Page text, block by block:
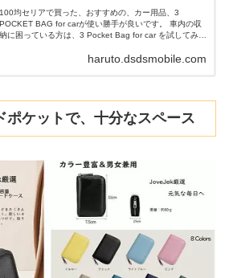
100均セリアで買った、おすすめの、カー用品、3
POCKET BAG for carが使い勝手が良いです。 車内の収
納に困っている方は、3 Pocket Bag for car を試してみて
付け出来て、大きな収納が1箇所、小さな収納が2箇所付
haruto.dsdsmobile.com
ポケットで、十分なスペース